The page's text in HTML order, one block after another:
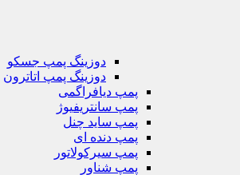
دوزینگ پمپ جسکو
دوزینگ پمپ اتاترون
پمپ دیافراگمی
پمپ سانتریفیوژ
پمپ ساید چنل
پمپ دنده ای
پمپ سیرکولاتور
پمپ شناور